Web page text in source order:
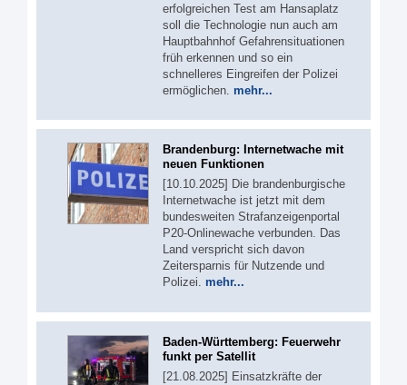
erfolgreichen Test am Hansaplatz
soll die Technologie nun auch am
Hauptbahnhof Gefahrensituationen
früh erkennen und so ein
schnelleres Eingreifen der Polizei
ermöglichen. mehr...
Brandenburg: Internetwache mit
neuen Funktionen
[10.10.2025] Die brandenburgische
Internetwache ist jetzt mit dem
bundesweiten Strafanzeigenportal
P20-Onlinewache verbunden. Das
Land verspricht sich davon
Zeitersparnis für Nutzende und
Polizei. mehr...
Baden-Württemberg: Feuerwehr
funkt per Satellit
[21.08.2025] Einsatzkräfte der